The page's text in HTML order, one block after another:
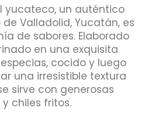
yucateco, un auténtico
Valladolid, Yucatán, es
de sabores. Elaborado
en una exquisita
cocido y luego
una irresistible textura
sirve con generosas
chiles fritos.